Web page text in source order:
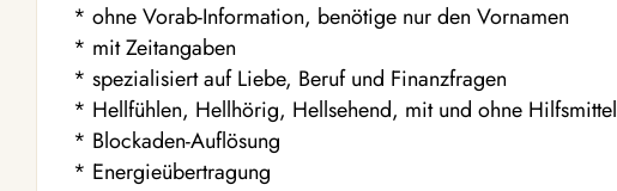
* ohne Vorab-Information, benötige nur den Vornamen
* mit Zeitangaben
* spezialisiert auf Liebe, Beruf und Finanzfragen
* Hellfühlen, Hellhörig, Hellsehend, mit und ohne Hilfsmittel
* Blockaden-Auflösung
* Energieübertragung